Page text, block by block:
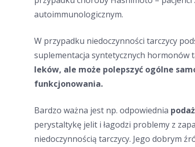
autoimmunologicznym.
W przypadku niedoczynności tarczycy
suplementacja syntetycznych hormonów
leków, ale może polepszyć ogólne
funkcjonowania.
Bardzo ważna jest np. odpowiednia
perystaltykę jelit i łagodzi problemy z
niedoczynnością tarczycy. Jego dobrym